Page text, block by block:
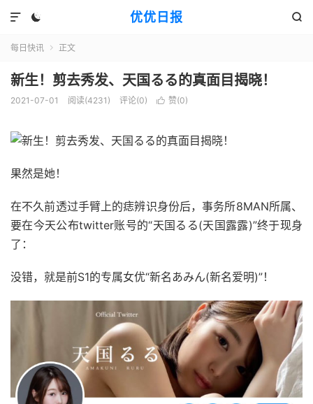
优优日报
 

每日快讯  正文
新生！剪去秀发、天国るる的真面目揭晓！
2021-07-01 阅读(4231) 评论(0)  赞(0)
果然是她！
在不久前透过手臂上的痣辨识身份后，事务所8MAN所属、
要在今天公布twitter账号的“天国るる(天国露露)”终于现身
了：
没错，就是前S1的专属女优“新名あみん(新名爱明)”！